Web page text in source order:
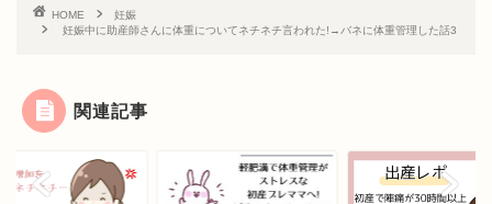
HOME
妊娠
妊娠中に助産師さんに体重についてネチネチ言われた!→バネに体重管理した話3
関連記事